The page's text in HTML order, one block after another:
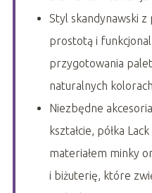
Styl skandynawski
prostotą i
przygotowania
naturalnych
Niezbędne
kształcie, półka
materiałem minky
i biżuterię, które